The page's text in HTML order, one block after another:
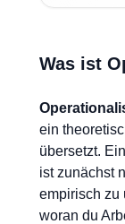
Was ist
ein
übersetzt.
ist zunächst
empirisch zu
woran du